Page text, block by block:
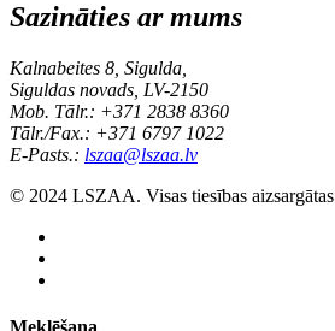
Sazināties ar mums
Kalnabeites 8, Sigulda,
Siguldas novads, LV-2150
Mob. Tālr.: +371 2838 8360
Tālr./Fax.: +371 6797 1022
E-Pasts.: lszaa@lszaa.lv
© 2024 LSZAA. Visas tiesības aizsargātas